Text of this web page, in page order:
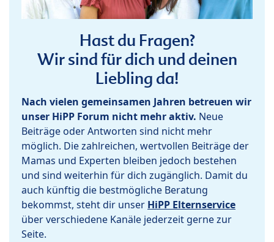
Hast du Fragen?
Wir sind für dich und deinen
Liebling da!
Nach vielen gemeinsamen Jahren betreuen wir
unser HiPP Forum nicht mehr aktiv. Neue
Beiträge oder Antworten sind nicht mehr
möglich. Die zahlreichen, wertvollen Beiträge der
Mamas und Experten bleiben jedoch bestehen
und sind weiterhin für dich zugänglich. Damit du
auch künftig die bestmögliche Beratung
bekommst, steht dir unser HiPP Elternservice
über verschiedene Kanäle jederzeit gerne zur
Seite.